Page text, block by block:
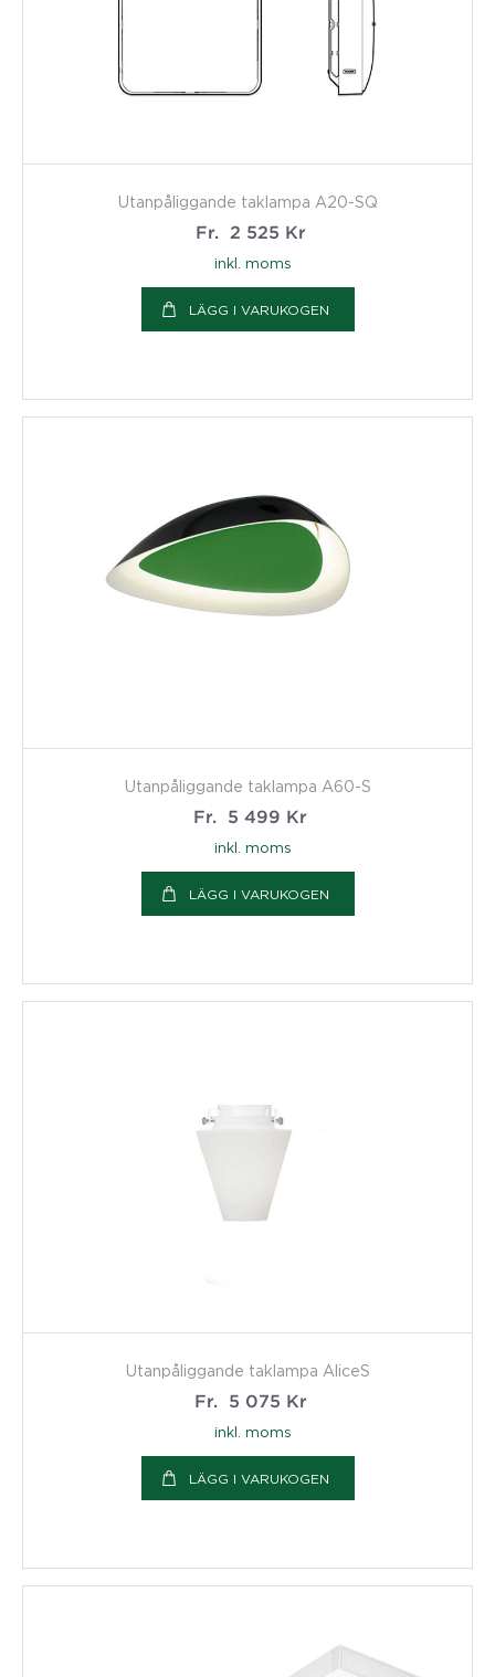
Utanpåliggande taklampa A20-SQ
Fr.
2 525 Kr
inkl. moms
LÄGG I VARUKOGEN
Utanpåliggande taklampa A60-S
Fr.
5 499 Kr
inkl. moms
LÄGG I VARUKOGEN
Utanpåliggande taklampa AliceS
Fr.
5 075 Kr
inkl. moms
LÄGG I VARUKOGEN